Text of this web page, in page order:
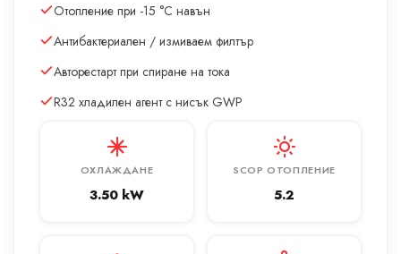
Отопление при -15 °C навън
Антибактериален / измиваем филтър
Авторестарт при спиране на тока
R32 хладилен агент с нисък GWP
ОХЛАЖДАНЕ
3.50 kW
SCOP ОТОПЛЕНИЕ
5.2